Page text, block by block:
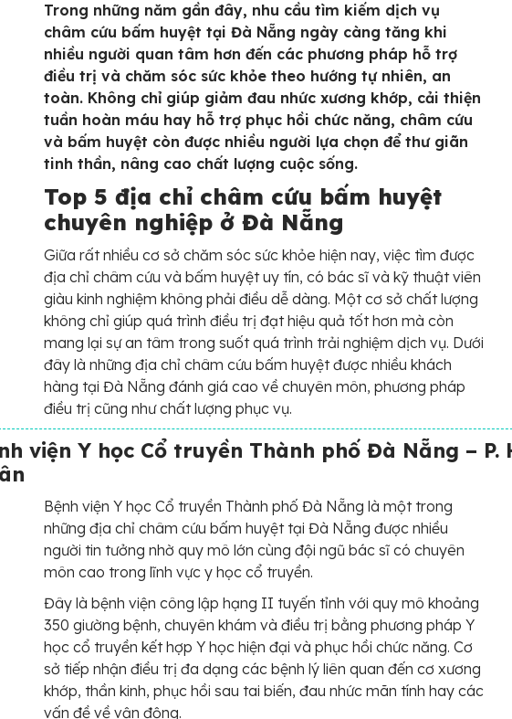
Trong những năm gần đây, nhu cầu tìm kiếm dịch vụ
châm cứu bấm huyệt tại Đà Nẵng ngày càng tăng khi
nhiều người quan tâm hơn đến các phương pháp hỗ trợ
điều trị và chăm sóc sức khỏe theo hướng tự nhiên, an
toàn. Không chỉ giúp giảm đau nhức xương khớp, cải thiện
tuần hoàn máu hay hỗ trợ phục hồi chức năng, châm cứu
và bấm huyệt còn được nhiều người lựa chọn để thư giãn
tinh thần, nâng cao chất lượng cuộc sống.
Top 5 địa chỉ châm cứu bấm huyệt
chuyên nghiệp ở Đà Nẵng
Giữa rất nhiều cơ sở chăm sóc sức khỏe hiện nay, việc tìm được
địa chỉ châm cứu và bấm huyệt uy tín, có bác sĩ và kỹ thuật viên
giàu kinh nghiệm không phải điều dễ dàng. Một cơ sở chất lượng
không chỉ giúp quá trình điều trị đạt hiệu quả tốt hơn mà còn
mang lại sự an tâm trong suốt quá trình trải nghiệm dịch vụ. Dưới
đây là những địa chỉ châm cứu bấm huyệt được nhiều khách
hàng tại Đà Nẵng đánh giá cao về chuyên môn, phương pháp
điều trị cũng như chất lượng phục vụ.
viện Y học Cổ truyền Thành phố Đà Nẵng – P.
Bệnh viện Y học Cổ truyền Thành phố Đà Nẵng là một trong
những địa chỉ châm cứu bấm huyệt tại Đà Nẵng được nhiều
người tin tưởng nhờ quy mô lớn cùng đội ngũ bác sĩ có chuyên
môn cao trong lĩnh vực y học cổ truyền.
Đây là bệnh viện công lập hạng II tuyến tỉnh với quy mô khoảng
350 giường bệnh, chuyên khám và điều trị bằng phương pháp Y
học cổ truyền kết hợp Y học hiện đại và phục hồi chức năng. Cơ
sở tiếp nhận điều trị đa dạng các bệnh lý liên quan đến cơ xương
khớp, thần kinh, phục hồi sau tai biến, đau nhức mãn tính hay các
vấn đề về vận động.